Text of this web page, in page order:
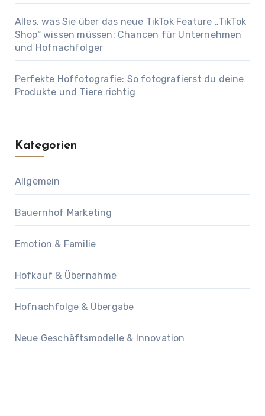
Alles, was Sie über das neue TikTok Feature „TikTok
Shop“ wissen müssen: Chancen für Unternehmen
und Hofnachfolger
Perfekte Hoffotografie: So fotografierst du deine
Produkte und Tiere richtig
Kategorien
Allgemein
Bauernhof Marketing
Emotion & Familie
Hofkauf & Übernahme
Hofnachfolge & Übergabe
Neue Geschäftsmodelle & Innovation